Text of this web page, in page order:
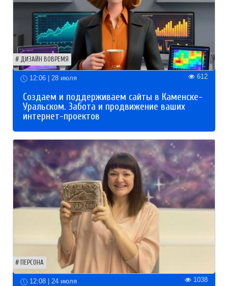
ДИЗАЙН ВОВРЕМЯ
12:06 | 28 июля 612
Создаем и поддерживаем сайты в Каменске-
Уральском. Забота и продвижение ваших
интернет-проектов
ПЕРСОНА
12:08 | 24 июля 1038